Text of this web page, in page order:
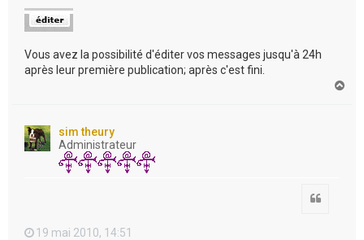
Vous avez la possibilité d'éditer vos messages jusqu'à 24h
après leur première publication; après c'est fini.
sim theury
Administrateur
19 mai 2010, 14:51